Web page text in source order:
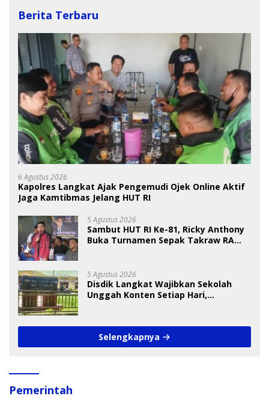
Berita Terbaru
6 Agustus 2026
Kapolres Langkat Ajak Pengemudi Ojek Online Aktif
Jaga Kamtibmas Jelang HUT RI
5 Agustus 2026
Sambut HUT RI Ke-81, Ricky Anthony
Buka Turnamen Sepak Takraw RA
5 Agustus 2026
Disdik Langkat Wajibkan Sekolah
Unggah Konten Setiap Hari,
Selengkapnya
Pemerintah